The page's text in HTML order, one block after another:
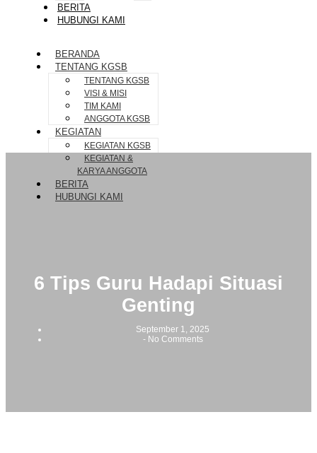
BERITA
HUBUNGI KAMI
BERANDA
TENTANG KGSB
TENTANG KGSB
VISI & MISI
TIM KAMI
ANGGOTA KGSB
KEGIATAN
KEGIATAN KGSB
KEGIATAN &
KARYA ANGGOTA
BERITA
HUBUNGI KAMI
6 Tips Guru Hadapi Situasi
Genting
September 1, 2025
-No Comments